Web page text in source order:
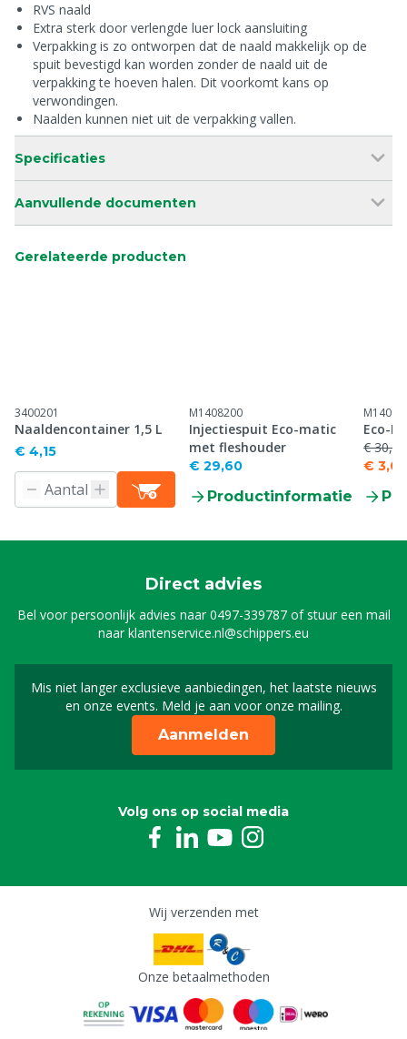
RVS naald
Extra sterk door verlengde luer lock aansluiting
Verpakking is zo ontworpen dat de naald makkelijk op de
spuit bevestigd kan worden zonder de naald uit de
verpakking te hoeven halen. Dit voorkomt kans op
verwondingen.
Naalden kunnen niet uit de verpakking vallen.
Specificaties
Aanvullende documenten
Gerelateerde producten
3400201
Naaldencontainer 1,5 L
€ 4,15
M1408200
Injectiespuit Eco-matic
met fleshouder
€ 29,60
Productinformatie
Eco-
€ 30,30
€ 3,03
Direct advies
Bel voor persoonlijk advies naar0497-339787of stuur een mail
naarklantenservice.nl@schippers.eu
Mis niet langer exclusieve aanbiedingen, het laatste nieuws
en onze events. Meld je aan voor onze mailing.
Schrijf je in voor onze
Aanmelden
Volg ons op social media
Wij verzenden met
Onze betaalmethoden